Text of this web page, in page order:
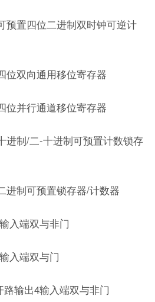
四位二进制双时钟可逆计
向通用移位寄存器
行通道移位寄存器
/二-十进制可预置计数锁存
可预置锁存器/计数器
端双与非门
端双与门
出4输入端双与非门